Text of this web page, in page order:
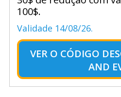
100$.
Validade 14/08/26.
VER O CÓDIGO
AND